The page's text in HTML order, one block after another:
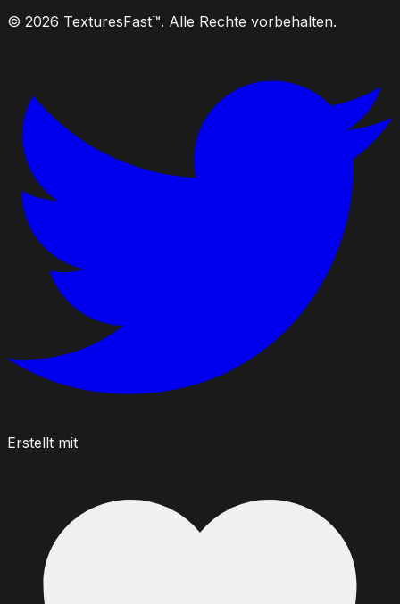
© 2026 TexturesFast™. Alle Rechte vorbehalten.
Erstellt mit